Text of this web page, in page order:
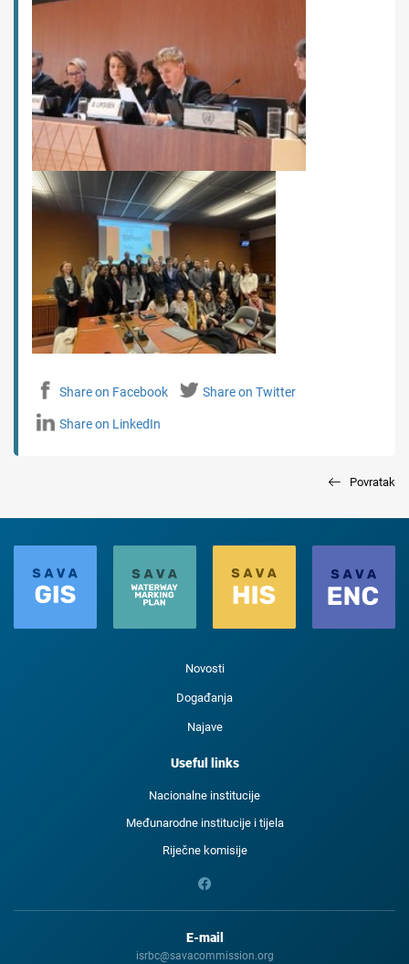
Share on Facebook Share on Twitter
Share on LinkedIn
Povratak
Novosti
Događanja
Najave
Useful links
Nacionalne institucije
Međunarodne institucije i tijela
Riječne komisije
E-mail
isrbc@savacommission.org